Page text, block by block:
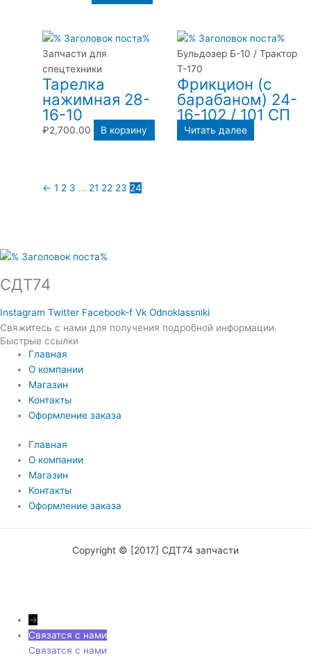
Запчасти для
спецтехники
Тарелка
нажимная 28-
16-10
₽2,700.00 В корзину
Бульдозер Б-10 / Трактор
Т-170
Фрикцион (с
барабаном) 24-
16-102 / 101 СП
Читать далее
← 1 2 3 … 21 22 23 24
СДТ74
Instagram Twitter Facebook-f Vk Odnoklassniki
Свяжитесь с нами для получения подробной информации.
Быстрые ссылки
Главная
О компании
Магазин
Контакты
Оформление заказа
Главная
О компании
Магазин
Контакты
Оформление заказа
Copyright © [2017] СДТ74 запчасти
→
Связатся с нами
Связатся с нами